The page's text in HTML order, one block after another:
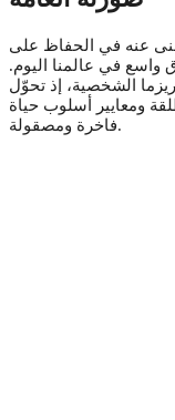
عنه في الحفاظ على
في عالمنا اليوم.
الشخصية، إذ تحوّل
ومعايير أسلوب حياة
فاخرة ومصقولة.